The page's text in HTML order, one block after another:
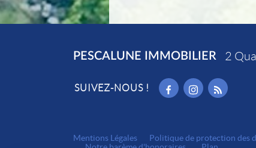
PESCALUNE IMMOBILIER 2
SUIVEZ-NOUS !
Mentions Légales Politique de protection des